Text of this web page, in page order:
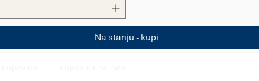
Na stanju - kupi